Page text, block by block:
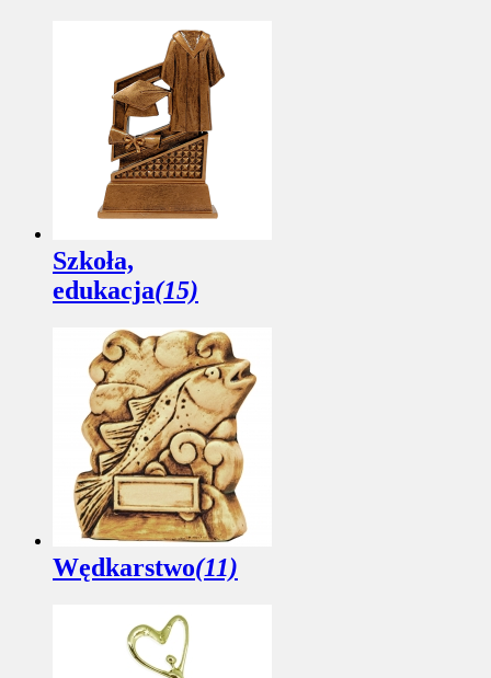
Szkoła,
edukacja(15)
Wędkarstwo(11)